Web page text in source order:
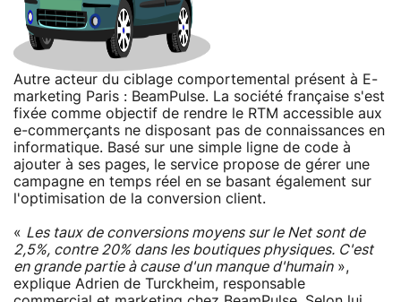
Autre acteur du ciblage comportemental présent à E-
marketing Paris : BeamPulse. La société française s'est
fixée comme objectif de rendre le RTM accessible aux
e-commerçants ne disposant pas de connaissances en
informatique. Basé sur une simple ligne de code à
ajouter à ses pages, le service propose de gérer une
campagne en temps réel en se basant également sur
l'optimisation de la conversion client.
« Les taux de conversions moyens sur le Net sont de
2,5%, contre 20% dans les boutiques physiques. C'est
en grande partie à cause d'un manque d'humain»,
explique Adrien de Turckheim, responsable